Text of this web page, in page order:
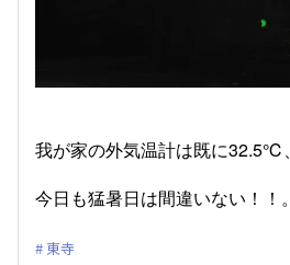
我が家の外気温計は既に32.5℃、
今日も猛暑日は間違いない！！。
東寺